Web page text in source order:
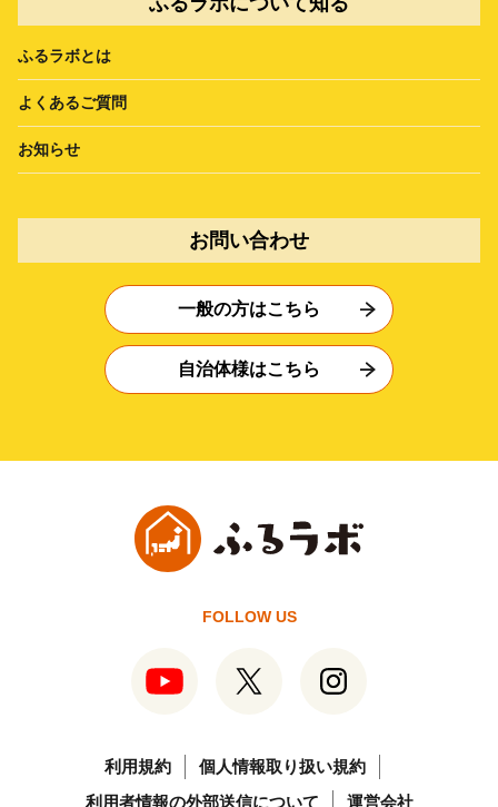
ふるラボとは
よくあるご質問
お知らせ
お問い合わせ
一般の方はこちら
自治体様はこちら
FOLLOW US
利用規約
個人情報取り扱い規約
利用者情報の外部送信について
運営会社